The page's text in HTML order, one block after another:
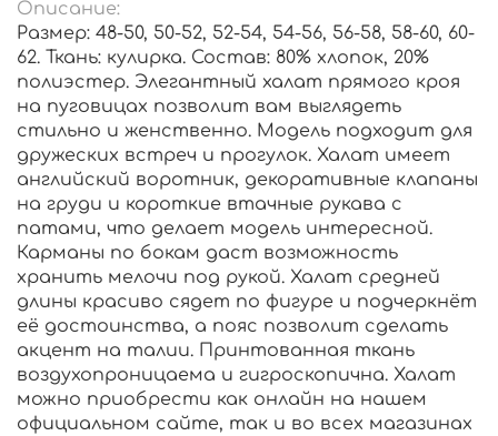
Описание:
Размер: 48-50, 50-52, 52-54, 54-56, 56-58, 58-60, 60-
62. Ткань: кулирка. Состав: 80% хлопок, 20%
полиэстер. Элегантный халат прямого кроя
на пуговицах позволит вам выглядеть
стильно и женственно. Модель подходит для
дружеских встреч и прогулок. Халат имеет
английский воротник, декоративные клапаны
на груди и короткие втачные рукава с
патами, что делает модель интересной.
Карманы по бокам даст возможность
хранить мелочи под рукой. Халат средней
длины красиво сядет по фигуре и подчеркнёт
её достоинства, а пояс позволит сделать
акцент на талии. Принтованная ткань
воздухопроницаема и гигроскопична. Халат
можно приобрести как онлайн на нашем
официальном сайте, так и во всех магазинах